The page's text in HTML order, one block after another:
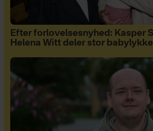
Efter forlovelsesnyhed: Kasper
Helena Witt deler stor babylykke